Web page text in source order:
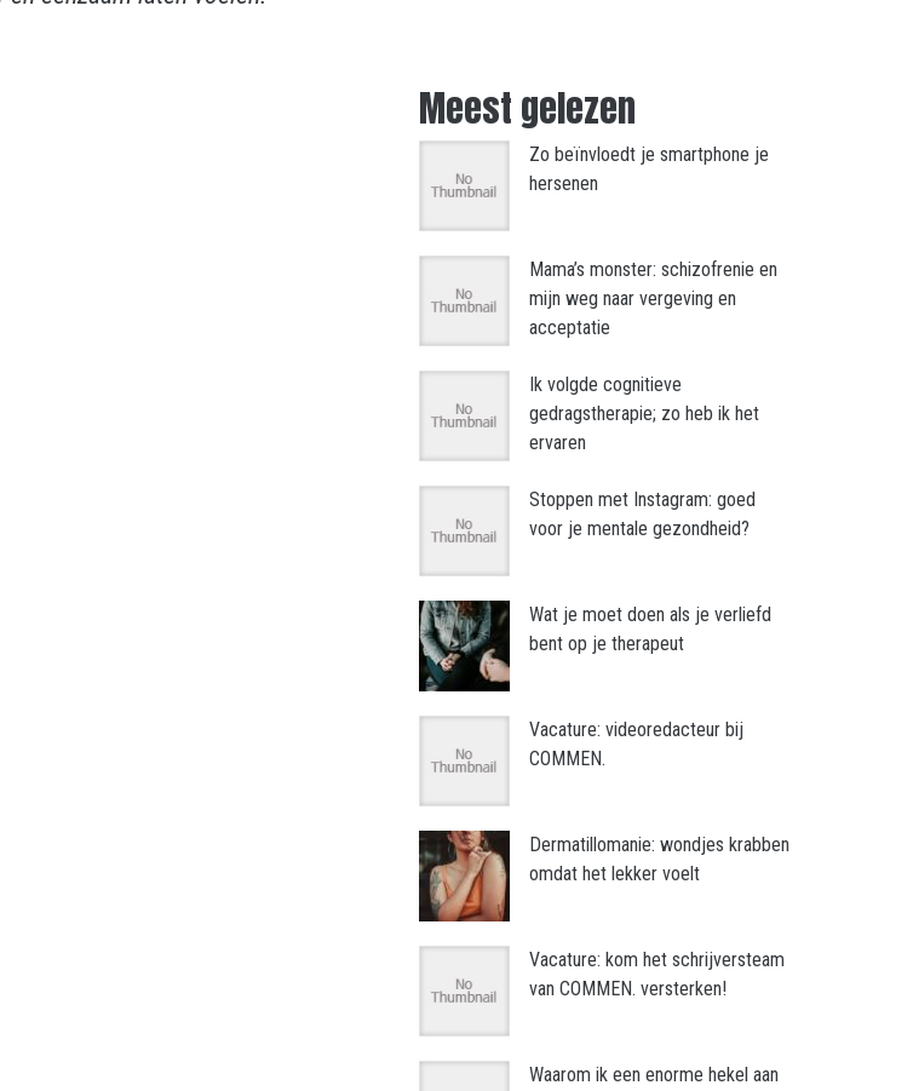
Meest gelezen
Zo beïnvloedt je smartphone je
hersenen
Mama’s monster: schizofrenie en
mijn weg naar vergeving en
acceptatie
Ik volgde cognitieve
gedragstherapie; zo heb ik het
ervaren
Stoppen met Instagram: goed
voor je mentale gezondheid?
Wat je moet doen als je verliefd
bent op je therapeut
Vacature: videoredacteur bij
COMMEN.
Dermatillomanie: wondjes krabben
omdat het lekker voelt
Vacature: kom het schrijversteam
van COMMEN. versterken!
Waarom ik een enorme hekel aan